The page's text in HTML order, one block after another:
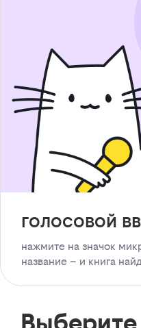
голосовой
нажмите на значок
название – и книга